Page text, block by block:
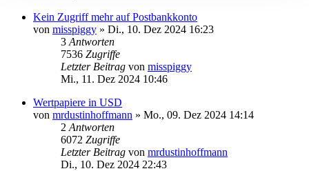
Kein Zugriff mehr auf Postbankkonto
von misspiggy » Di., 10. Dez 2024 16:23
3 Antworten
7536 Zugriffe
Letzter Beitrag von misspiggy
Mi., 11. Dez 2024 10:46
Wertpapiere in USD
von mrdustinhoffmann » Mo., 09. Dez 2024 14:14
2 Antworten
6072 Zugriffe
Letzter Beitrag von mrdustinhoffmann
Di., 10. Dez 2024 22:43